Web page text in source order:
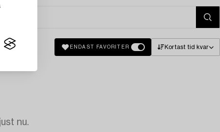
ENDAST FAVORITER Kortast tid kvar
nu.